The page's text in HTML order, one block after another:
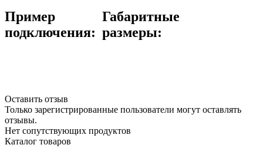
Пример
подключения:
Габаритные
размеры:
Оставить отзыв
Только зарегистрированные пользователи могут оставлять
отзывы.
Нет сопутствующих продуктов
Каталог товаров